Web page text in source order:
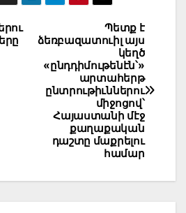
Պետք է
ձեռբազատուիլ այս
կեղծ
«ընդդիմութենէն՝»
արտահերթ
ընտրութիւններու
միջոցով՝
Հայաստանի մէջ
քաղաքական
դաշտը մաքրելու
համար